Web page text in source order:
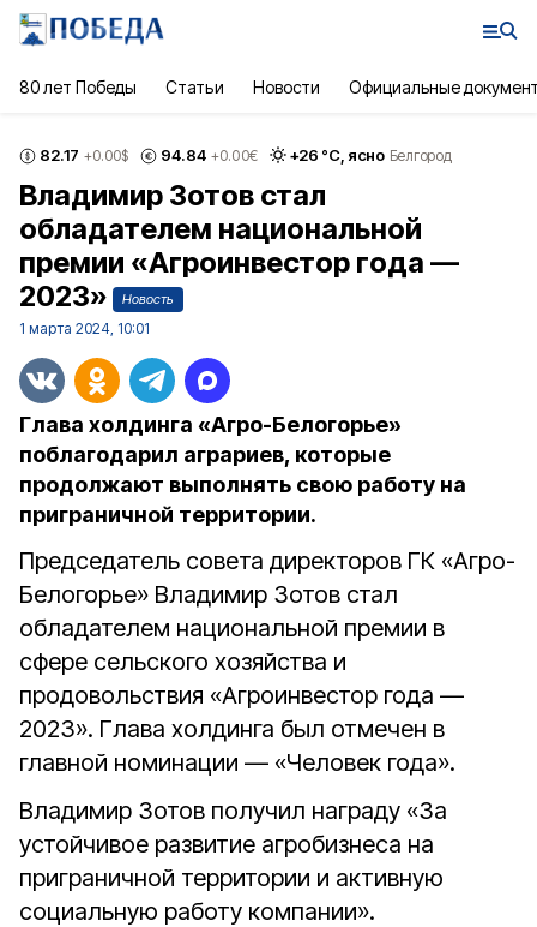
80 лет Победы Статьи Новости Официальные
82.17 +0.00$ 94.84 +0.00€ +26 °С, ясно Белгород
Владимир Зотов стал
обладателем национальной
премии «Агроинвестор года —
2023»
Новость
1 марта 2024, 10:01
Глава холдинга «Агро-Белогорье»
поблагодарил аграриев, которые
продолжают выполнять свою работу на
приграничной территории.
Председатель совета директоров ГК «Агро-
Белогорье» Владимир Зотов стал
обладателем национальной премии в
сфере сельского хозяйства и
продовольствия «Агроинвестор года —
2023». Глава холдинга был отмечен в
главной номинации — «Человек года».
Владимир Зотов получил награду «За
устойчивое развитие агробизнеса на
приграничной территории и активную
социальную работу компании».